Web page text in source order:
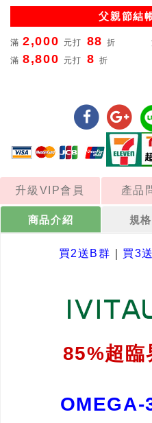
父親節結
滿2,000 元打 88折
滿8,800 元打 8 折
升級VIP會員 產品
商品介紹 規
買2送B群 買3
85%超臨
OMEGA-